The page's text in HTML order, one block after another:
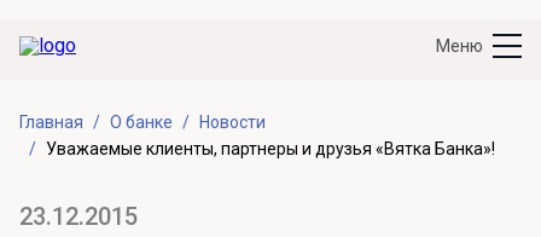
Меню
Главная О банке
Новости
Уважаемые клиенты, партнеры и друзья «Вятка Банка»!
23.12.2015